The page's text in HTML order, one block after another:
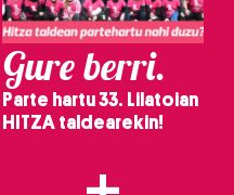
Gure berri.
Parte hartu 33. Lilatoian
HITZA taldearekin!